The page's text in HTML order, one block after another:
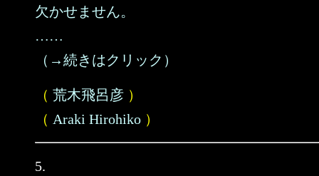
欠かせません。
……
（→続きはクリック）
（ 荒木飛呂彦 ）
（ Araki Hirohiko ）
5.